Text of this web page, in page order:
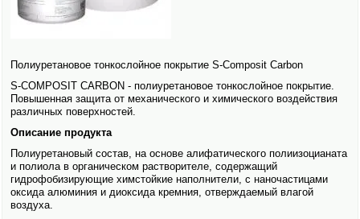
Полиуретановое тонкослойное покрытие S-Composit Carbon
S-COMPOSIT CARBON - полиуретановое тонкослойное покрытие.
Повышенная защита от механического и химического воздействия
различных поверхностей.
Описание продукта
Полиуретановый состав, на основе алифатического полиизоцианата
и полиола в органическом растворителе, содержащий
гидрофобизирующие химстойкие наполнители, с наночастицами
оксида алюминия и диоксида кремния, отверждаемый влагой
воздуха.